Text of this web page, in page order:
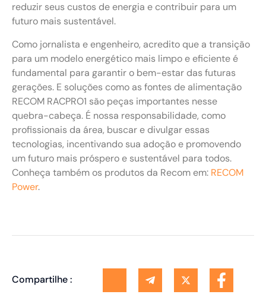
reduzir seus custos de energia e contribuir para um
futuro mais sustentável.
Como jornalista e engenheiro, acredito que a transição
para um modelo energético mais limpo e eficiente é
fundamental para garantir o bem-estar das futuras
gerações. E soluções como as fontes de alimentação
RECOM RACPRO1 são peças importantes nesse
quebra-cabeça. É nossa responsabilidade, como
profissionais da área, buscar e divulgar essas
tecnologias, incentivando sua adoção e promovendo
um futuro mais próspero e sustentável para todos.
Conheça também os produtos da Recom em: RECOM
Power.
Compartilhe :